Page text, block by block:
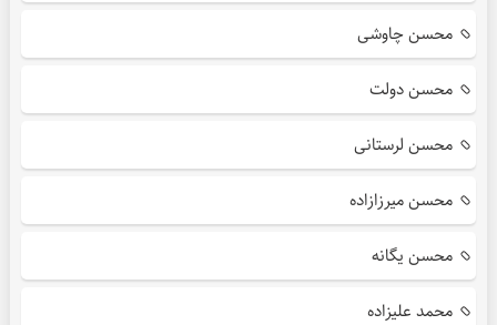
محسن چاوشی
محسن دولت
محسن لرستانی
محسن میرزازاده
محسن یگانه
محمد علیزاده